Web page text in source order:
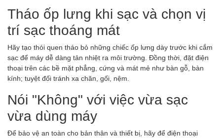
Tháo ốp lưng khi sạc và chọn vị
trí sạc thoáng mát
Hãy tạo thói quen tháo bỏ những chiếc ốp lưng dày trước khi cắm
sạc để máy dễ dàng tản nhiệt ra môi trường. Đồng thời, đặt điện
thoại trên các bề mặt phẳng, cứng và mát mẻ như bàn gỗ, bàn
kính; tuyệt đối tránh xa chăn, gối, nệm.
Nói "Không" với việc vừa sạc
vừa dùng máy
Để bảo vệ an toàn cho bản thân và thiết bị, hãy để điện thoại